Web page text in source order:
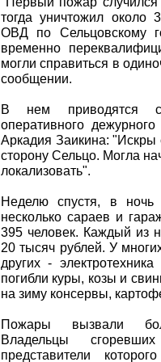
тогда уничтожил около
ОВД по Сельцовскому
временно
могли справиться в
сообщении.
В нем приводятся
оперативного
Аркадия Заикина:
сторону Сельцо. Могла
локализовать".
Неделю спустя, в
несколько сараев и
395 человек. Каждый из
20 тысяч рублей. У
других -
погибли куры, козы и
на зиму консервы,
Пожары вызвали
Владельцы
представители